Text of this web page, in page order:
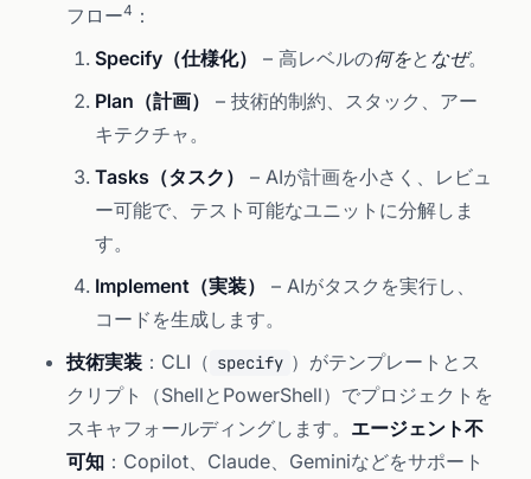
フロー4 ：
Specify（仕様化）
– 高レベルの何をと なぜ。
Plan（計画）
– 技術的制約、スタック、アー
キテクチャ。
Tasks（タスク）
– AIが計画を小さく、レビュ
ー可能で、テスト可能なユニットに分解しま
す。
Implement（実装）
– AIがタスクを実行し、
コードを生成します。
技術実装 ：CLI（ specify ）がテンプレートとス
クリプト（ShellとPowerShell）でプロジェクトを
スキャフォールディングします。 エージェント不
可知 ：Copilot、Claude、Geminiなどをサポート